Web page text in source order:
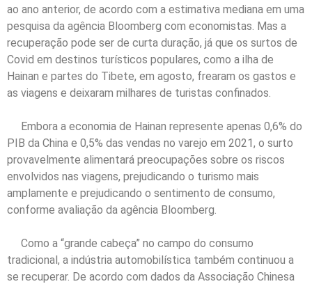
ao ano anterior, de acordo com a estimativa mediana em uma
pesquisa da agência Bloomberg com economistas. Mas a
recuperação pode ser de curta duração, já que os surtos de
Covid em destinos turísticos populares, como a ilha de
Hainan e partes do Tibete, em agosto, frearam os gastos e
as viagens e deixaram milhares de turistas confinados.
Embora a economia de Hainan represente apenas 0,6% do
PIB da China e 0,5% das vendas no varejo em 2021, o surto
provavelmente alimentará preocupações sobre os riscos
envolvidos nas viagens, prejudicando o turismo mais
amplamente e prejudicando o sentimento de consumo,
conforme avaliação da agência Bloomberg.
Como a “grande cabeça” no campo do consumo
tradicional, a indústria automobilística também continuou a
se recuperar. De acordo com dados da Associação Chinesa